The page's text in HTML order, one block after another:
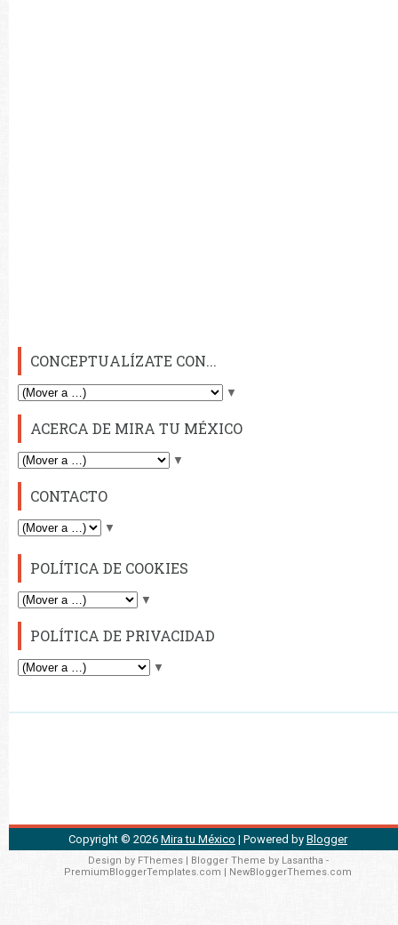
CONCEPTUALÍZATE CON...
▼
ACERCA DE MIRA TU MÉXICO
▼
CONTACTO
▼
POLÍTICA DE COOKIES
▼
POLÍTICA DE PRIVACIDAD
▼
Copyright © 2026 Mira tu México | Powered by Blogger
Design by FThemes| Blogger Theme by Lasantha -
PremiumBloggerTemplates.com
NewBloggerThemes.com